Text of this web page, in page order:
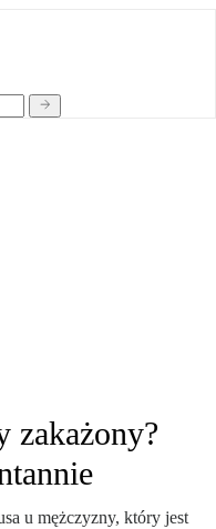
zakażony?
u mężczyzny, który jest